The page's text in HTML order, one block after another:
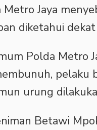
Jaya
diketahui
Polda Metro
pelaku
urung
Betawi